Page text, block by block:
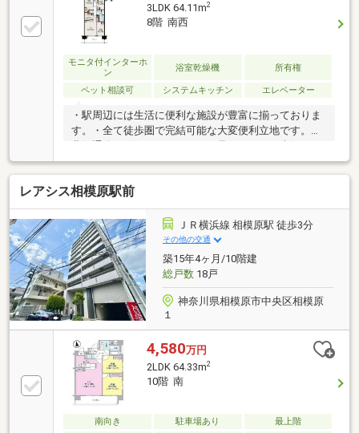
3LDK 64.11m2
8階 南西
モニタ付インターホ
ン
浴室乾燥機 所有権
ペット相談可 システムキッチン エレベーター
・駅周辺には生活に便利な施設が豊富に揃っておりま
す。・全て徒歩圏で完結可能な大変便利立地です。・
き、陽当たり、通風大変良好です！・ペット飼育可能
（飼育細則有り）
レアシス相模原駅前
ＪＲ横浜線 相模原駅 徒歩3分
その他の交通
築15年4ヶ月/10階建
総戸数18戸
神奈川県相模原市中央区相模原
１
4,580万円
2LDK 64.33m2
10階 南
南向き 駐車場あり 最上階